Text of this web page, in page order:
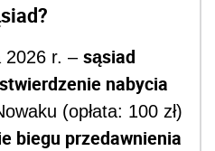
2026 r. – sąsiad
nabycia
(opłata: 100 zł)
biegu przedawnienia